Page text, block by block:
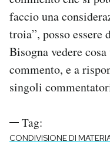
faccio una
troia”, posso essere
Bisogna vedere
commento, e a
singoli
Tag:
CONDIVISIONE DI